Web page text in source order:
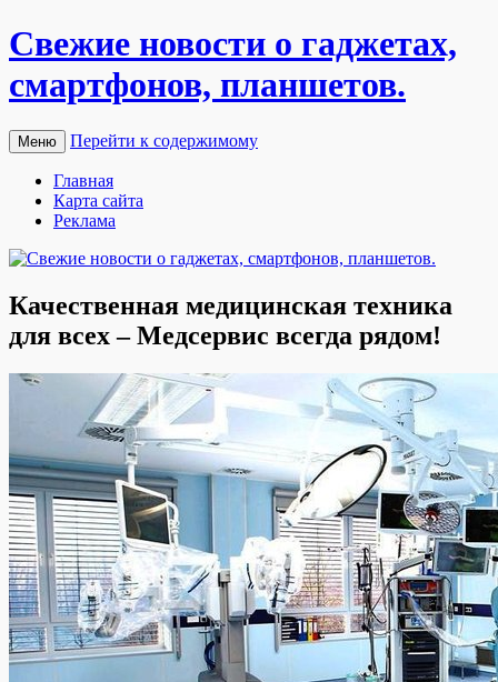
Свежие новости о гаджетах,
смартфонов, планшетов.
Меню Перейти к содержимому
Главная
Карта сайта
Реклама
Качественная медицинская техника
для всех – Медсервис всегда рядом!